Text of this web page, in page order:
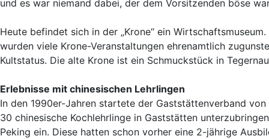
und es war niemand dabei, der dem Vorsitzenden böse
Heute befindet sich in der „Krone“ ein
wurden viele Krone-Veranstaltungen ehrenamtlich
Kultstatus. Die alte Krone ist ein Schmuckstück in
Erlebnisse mit chinesischen Lehrlingen
In den 1990er-Jahren startete der Gaststättenverband
30 chinesische Kochlehrlinge in Gaststätten
Peking ein. Diese hatten schon vorher eine 2-jährige